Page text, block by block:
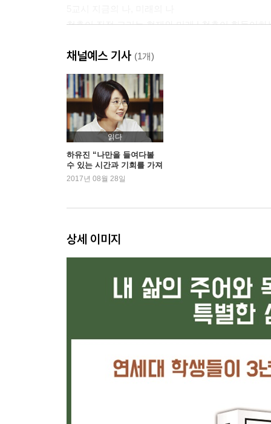
청춘이 직접 그리는 현재와 미래 | 청춘이 힘들어
2부 나를 위해주는 시간
6교시 내 마음 알아주기
청춘들이 부정적 감정을 표현할 때 쓰는 한 단어 |
7교시 상처를 대하는 현명한 방법
도망을 멈추고 아픈 기억에 맞선 은영 | 마음속에
8교시 애쓰며 사는 나를 인정해주자
시험 감독을 하며 바라본 청춘들의 모습 | 애쓰며
9교시 내게 나에게 주는 선물
3부 나를 도약하는 시간
11교시 든든한 친구이자 무기인 말과 글
이야기 1 : 추운 겨울날에 진행된 최종 면접 | 이
이야기 4 : 자신의 생각을 문장으로 만들지 못
대화를 나눌 때 멋있는 사람 | 말과 글은 능력이다
나만 생각하는 사람은 하지 않는 말 | 청강생 지
기계가 따라잡을 수 없는 인간의 능력 | 진정한 전
채널예스 기사 (1개)
읽다
하유진 “나만을 들여다볼
수 있는 시간과 기회를 가져
라”
2017년 08월 28일
상세 이미지